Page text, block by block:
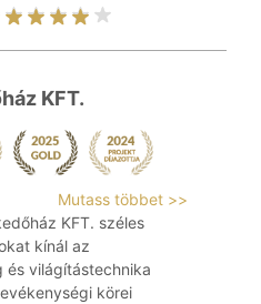
KFT.
Mutass többet >>
KFT. széles
kínál az
és világítástechnika
körei